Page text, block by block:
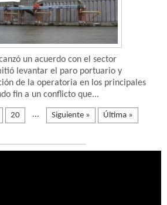
un acuerdo con el sector
levantar el paro portuario y
de la operatoria en los principales
fin a un conflicto que...
20 ... Siguiente » Última »